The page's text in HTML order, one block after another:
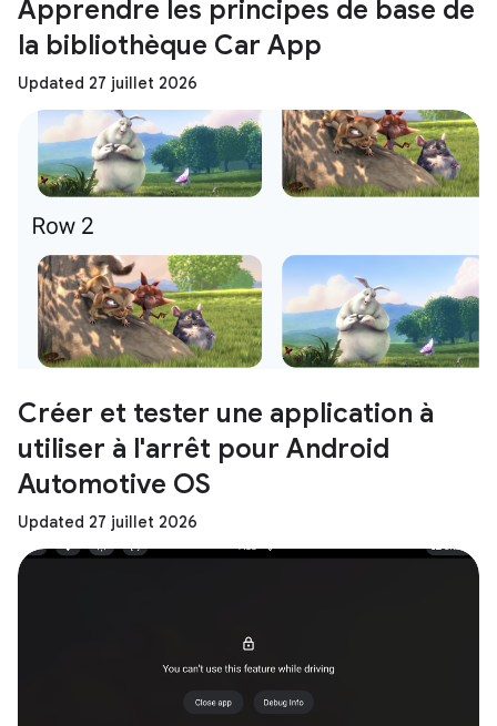
Apprendre les principes de base de
la bibliothèque Car App
Updated 27 juillet 2026
Créer et tester une application à
utiliser à l'arrêt pour Android
Automotive OS
Updated 27 juillet 2026